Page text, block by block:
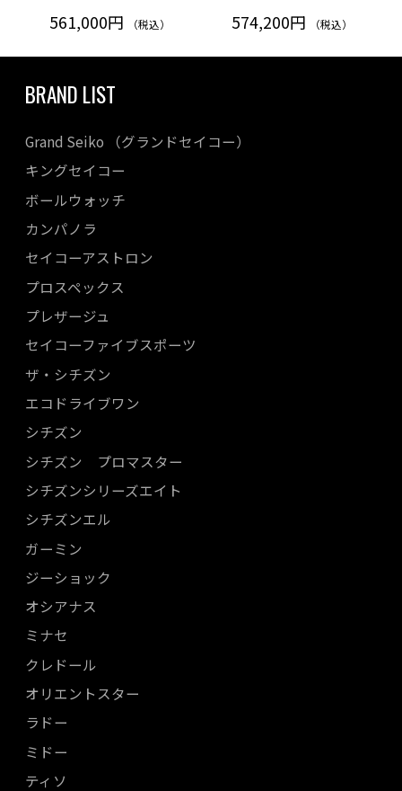
561,000円
（税込）
574,200円
（税込）
BRAND LIST
Grand Seiko （グランドセイコー）
キングセイコー
ボールウォッチ
カンパノラ
セイコーアストロン
プロスペックス
プレザージュ
セイコーファイブスポーツ
ザ・シチズン
エコドライブワン
シチズン
シチズン プロマスター
シチズンシリーズエイト
シチズンエル
ガーミン
ジーショック
オシアナス
ミナセ
クレドール
オリエントスター
ラドー
ミドー
ティソ